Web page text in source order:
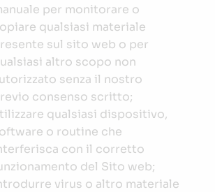
per monitorare o
qualsiasi materiale
sul sito web o per
altro scopo non
senza il nostro
consenso scritto;
qualsiasi dispositivo,
o routine che
con il corretto
del Sito web;
virus o altro materiale